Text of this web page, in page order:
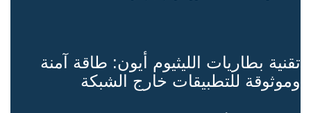
تقنية بطاريات الليثيوم أيون: طاقة آمنة
وموثوقة للتطبيقات خارج الشبكة